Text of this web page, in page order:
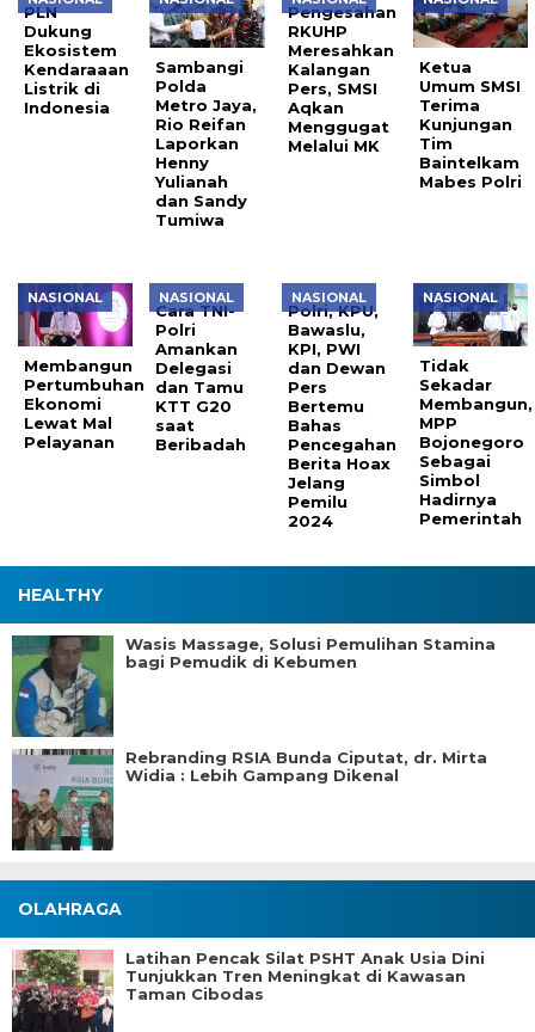
PLN
Dukung
Ekosistem
Kendaraaan
Listrik di
Indonesia
Sambangi
Polda
Metro Jaya,
Rio Reifan
Laporkan
Henny
Yulianah
dan Sandy
Tumiwa
Pengesahan
RKUHP
Meresahkan
Kalangan
Pers, SMSI
Aqkan
Menggugat
Melalui MK
Ketua
Umum SMSI
Terima
Kunjungan
Tim
Baintelkam
Mabes Polri
NASIONAL
Membangun
Pertumbuhan
Ekonomi
Lewat Mal
Pelayanan
NASIONAL
Cara TNI-
Polri
Amankan
Delegasi
dan Tamu
KTT G20
saat
Beribadah
NASIONAL
Polri, KPU,
Bawaslu,
KPI, PWI
dan Dewan
Pers
Bertemu
Bahas
Pencegahan
Berita Hoax
Jelang
Pemilu
2024
NASIONAL
Tidak
Sekadar
Membangun,
MPP
Bojonegoro
Sebagai
Simbol
Hadirnya
Pemerintah
HEALTHY
Wasis Massage, Solusi Pemulihan Stamina
bagi Pemudik di Kebumen
Rebranding RSIA Bunda Ciputat, dr. Mirta
Widia : Lebih Gampang Dikenal
OLAHRAGA
Latihan Pencak Silat PSHT Anak Usia Dini
Tunjukkan Tren Meningkat di Kawasan
Taman Cibodas